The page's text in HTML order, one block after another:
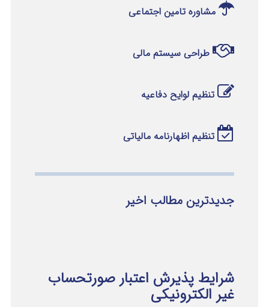
مشاوره تامین اجتماعی
طراحی سیستم مالی
تنظیم لوایح دفاعیه
تنظیم اظهارنامه مالیاتی
جدیدترین مطالب اخیر
شرایط پذیرش اعتبار صورتحساب
غیر الکترونیکی